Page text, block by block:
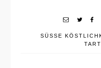
SÜSSE